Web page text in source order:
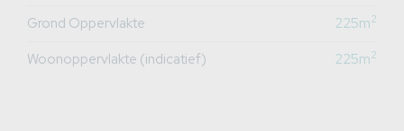
Grond Oppervlakte
225m2
Woonoppervlakte (indicatief) 225m2